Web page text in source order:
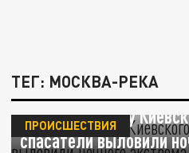
ТЕГ: МОСКВА-РЕКА
В Москве-реке у
спасатели выловили
ПРОИСШЕСТВИЯ